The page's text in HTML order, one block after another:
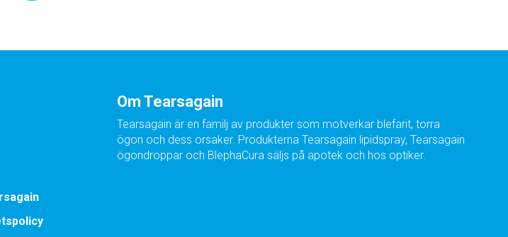
Om Tearsagain
Tearsagain är en familj av produkter som motverkar blefarit, torra
ögon och dess orsaker. Produkterna Tearsagain lipidspray, Tearsagain
ögondroppar och BlephaCura säljs på apotek och hos optiker.